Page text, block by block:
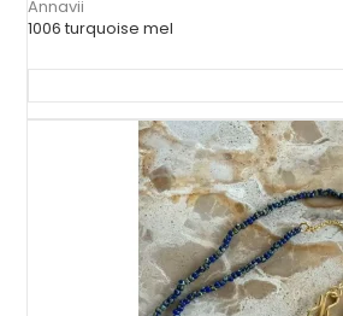
Annavii
1006 turquoise mel